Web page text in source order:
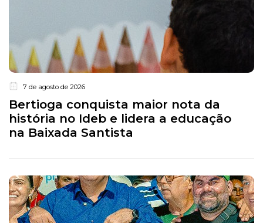
7 de agosto de 2026
Bertioga conquista maior nota da
história no Ideb e lidera a educação
na Baixada Santista